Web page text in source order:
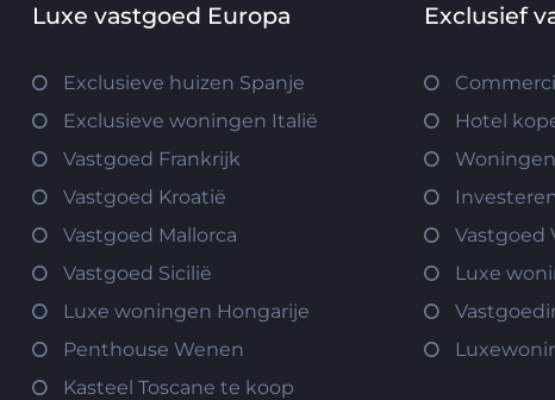
Luxe vastgoed Europa
Exclusieve huizen Spanje
Exclusieve woningen Italië
Vastgoed Frankrijk
Vastgoed Kroatië
Vastgoed Mallorca
Vastgoed Sicilië
Luxe woningen Hongarije
Penthouse Wenen
Kasteel Toscane te koop
Exclusief
Hotel
Vastgoed
Luxe